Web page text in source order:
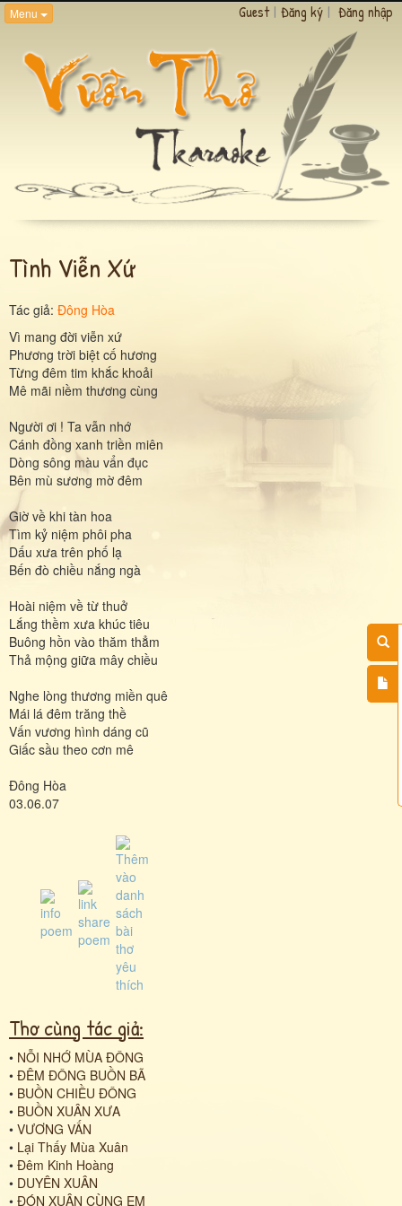
Menu Guest | Đăng ký | Đăng nhập
Tình Viễn Xứ
Tác giả: Đông Hòa
Vì mang đời viễn xứ
Phương trời biệt cố hương
Từng đêm tim khắc khoải
Mê mãi niềm thương cùng
Người ơi ! Ta vẫn nhớ
Cánh đồng xanh triền miên
Dòng sông màu vẩn đục
Bên mù sương mờ đêm
Giờ về khi tàn hoa
Tìm kỷ niệm phôi pha
Dấu xưa trên phố lạ
Bến đò chiều nắng ngà
Hoài niệm về từ thuở
Lắng thềm xưa khúc tiêu
Buông hồn vào thăm thẳm
Thả mộng giữa mây chiều
Nghe lòng thương miền quê
Mái lá đêm trăng thề
Vấn vương hình dáng cũ
Giấc sầu theo cơn mê
Đông Hòa
03.06.07
Thơ cùng tác giả:
• NỖI NHỚ MÙA ĐÔNG
• ĐÊM ĐÔNG BUỒN BÃ
• BUỒN CHIỀU ĐÔNG
• BUỒN XUÂN XƯA
• VƯƠNG VẤN
• Lại Thấy Mùa Xuân
• Đêm Kinh Hoàng
• DUYÊN XUÂN
• ĐÓN XUÂN CÙNG EM